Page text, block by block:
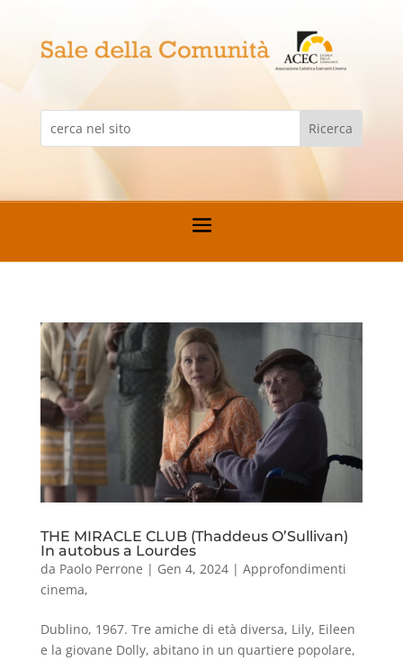
THE MIRACLE CLUB (Thaddeus O’Sullivan)
In autobus a Lourdes
da Paolo Perrone | Gen 4, 2024| Approfondimenti
cinema,
Dublino, 1967. Tre amiche di età diversa, Lily, Eileen
e la giovane Dolly, abitano in un quartiere popolare,